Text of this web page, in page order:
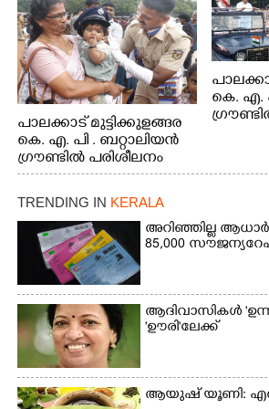
പാലക്കാട് മുട്ടിക്കുളങ്ങര
കെ. എ. പി . ബറ്റാലിയൻ
ഗ്രൗണ്ടിൽ പരിശീലനം
കെ. എ.
TRENDING IN KERALA
അറിഞ്ഞില്ല ആധാർ
85,000 സൗജന്യ
ആദിവാസികൾ
'ഊരി'ലേക്ക്
ആയുഷ് യൂണി: